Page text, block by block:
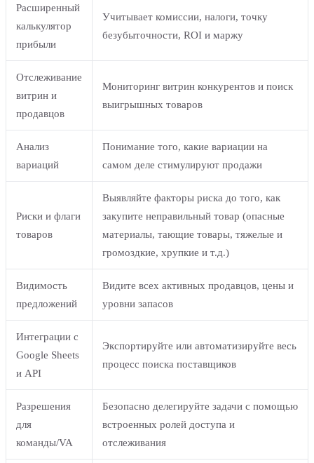
Расширенный
калькулятор
прибыли
Учитывает комиссии, налоги, точку
безубыточности, ROI и маржу
Отслеживание
витрин и
продавцов
Мониторинг витрин конкурентов и поиск
выигрышных товаров
Анализ
вариаций
Понимание того, какие вариации на
самом деле стимулируют продажи
Риски и флаги
товаров
Выявляйте факторы риска до того, как
закупите неправильный товар (опасные
материалы, тающие товары, тяжелые и
громоздкие, хрупкие и т.д.)
Видимость
предложений
Видите всех активных продавцов, цены и
уровни запасов
Интеграции с
Google Sheets
и API
Экспортируйте или автоматизируйте весь
процесс поиска поставщиков
Разрешения
для
команды/VA
Безопасно делегируйте задачи с помощью
встроенных ролей доступа и
отслеживания